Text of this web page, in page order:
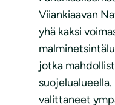
Viiankiaavan
yhä kaksi
jotka
valittaneet